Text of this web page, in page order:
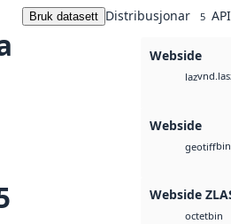
Bruk datasett Distribusjonar 5
Webside
laz
Webside
geotiffbin
Webside
octetbin